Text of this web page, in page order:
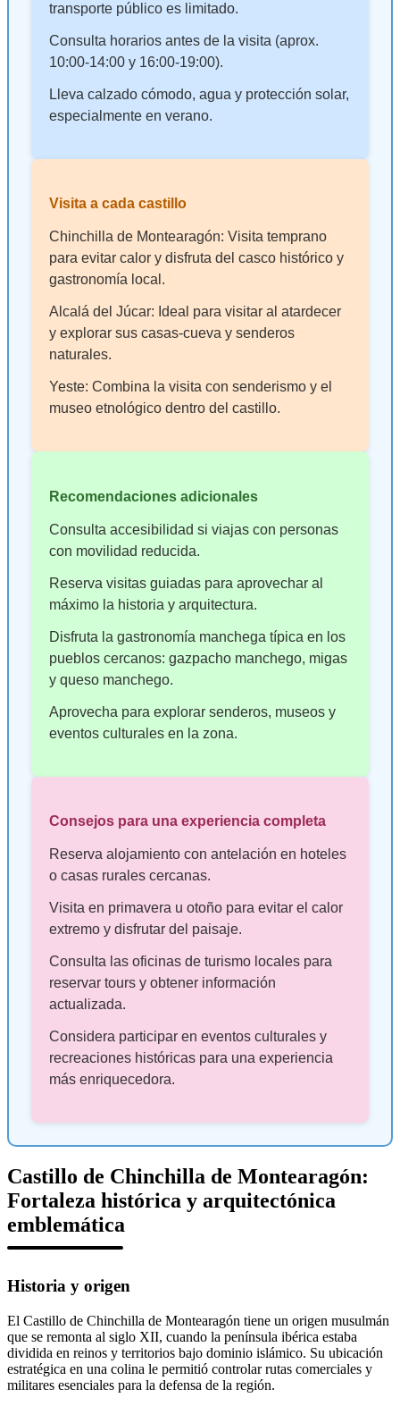
transporte público es limitado.
Consulta horarios antes de la visita (aprox.
10:00-14:00 y 16:00-19:00).
Lleva calzado cómodo, agua y protección solar,
especialmente en verano.
Visita a cada castillo
Chinchilla de Montearagón: Visita temprano
para evitar calor y disfruta del casco histórico y
gastronomía local.
Alcalá del Júcar: Ideal para visitar al atardecer
y explorar sus casas-cueva y senderos
naturales.
Yeste: Combina la visita con senderismo y el
museo etnológico dentro del castillo.
Recomendaciones adicionales
Consulta accesibilidad si viajas con personas
con movilidad reducida.
Reserva visitas guiadas para aprovechar al
máximo la historia y arquitectura.
Disfruta la gastronomía manchega típica en los
pueblos cercanos: gazpacho manchego, migas
y queso manchego.
Aprovecha para explorar senderos, museos y
eventos culturales en la zona.
Consejos para una experiencia completa
Reserva alojamiento con antelación en hoteles
o casas rurales cercanas.
Visita en primavera u otoño para evitar el calor
extremo y disfrutar del paisaje.
Consulta las oficinas de turismo locales para
reservar tours y obtener información
actualizada.
Considera participar en eventos culturales y
recreaciones históricas para una experiencia
más enriquecedora.
Castillo de Chinchilla de Montearagón:
Fortaleza histórica y arquitectónica
emblemática
Historia y origen
El Castillo de Chinchilla de Montearagón tiene un origen musulmán
que se remonta al siglo XII, cuando la península ibérica estaba
dividida en reinos y territorios bajo dominio islámico. Su ubicación
estratégica en una colina le permitió controlar rutas comerciales y
militares esenciales para la defensa de la región.